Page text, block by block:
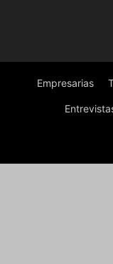
Empresarias